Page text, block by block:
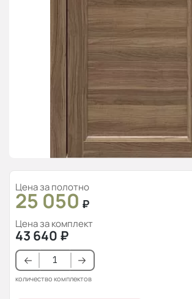
Цена за полотно
25 050 ₽
Цена за комплект
43 640 ₽
количество комплектов